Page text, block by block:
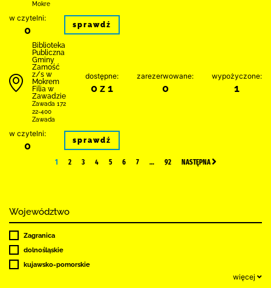
Mokre
w czytelni:
0 sprawdź
Biblio­teka
Publiczna
Gminy
Zamość
z/s w
Mokrem
Filia w
Zawadzie
Zawada 172
22-400
Zawada
dostępne:
0 z 1
zarezerwowane:
0
wypożyczone:
1
w czytelni:
0 sprawdź
1 2 3 4 5 6 7 … 92 NASTĘPNA
Województwo
Zagranica
dolnośląskie
kujawsko-pomorskie
więcej